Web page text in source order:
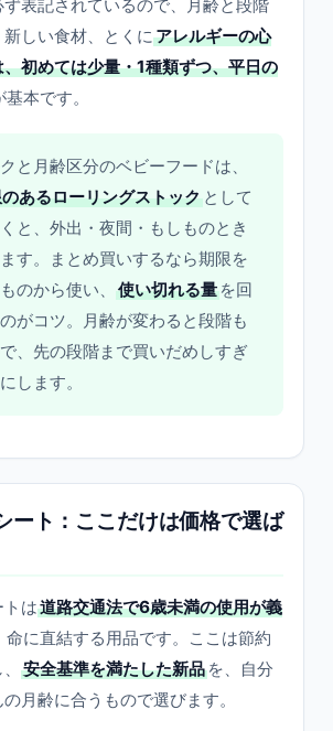
表記されているので、月齢と段階
しい食材、とくにアレルギーの心
初めては少量・1種類ずつ、平日の
本です。
と月齢区分のベビーフードは、
あるローリングストック として
と、外出・夜間・もしものとき
す。まとめ買いするなら期限を
のから使い、
使い切れる量 を回
がコツ。月齢が変わると段階も
、先の段階まで買いだめしすぎ
します。
ート：ここだけは価格で選ば
は道路交通法で6歳未満の使用が義
命に直結する用品です。ここは節約
安全基準を満たした新品 を、自分
月齢に合うもので選びます。